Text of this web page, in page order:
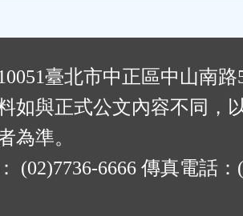
臺北市中正區中山南
如與正式公文內容不同，
為準。
(02)7736-6666 傳真電話：